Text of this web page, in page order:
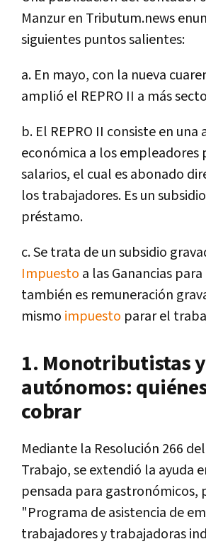
Manzur en Tributum.news
siguientes puntos salientes:
a. En mayo, con la nueva
amplió el REPRO II a más
b. El REPRO II consiste en una
económica a los empleadores
salarios, el cual es abonado
los trabajadores. Es un
préstamo.
c. Se trata de un subsidio
Impuesto a las Ganancias
también es remuneración
mismo impuesto parar el
1. Monotributistas y
autónomos:
cobrar
Mediante la Resolución 266
Trabajo, se extendió la ayuda
pensada para gastronómicos,
"Programa de asistencia de
trabajadores y trabajadoras